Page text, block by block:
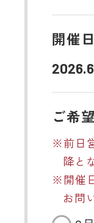
開催
ご希
※前日
降と
※開催
お問